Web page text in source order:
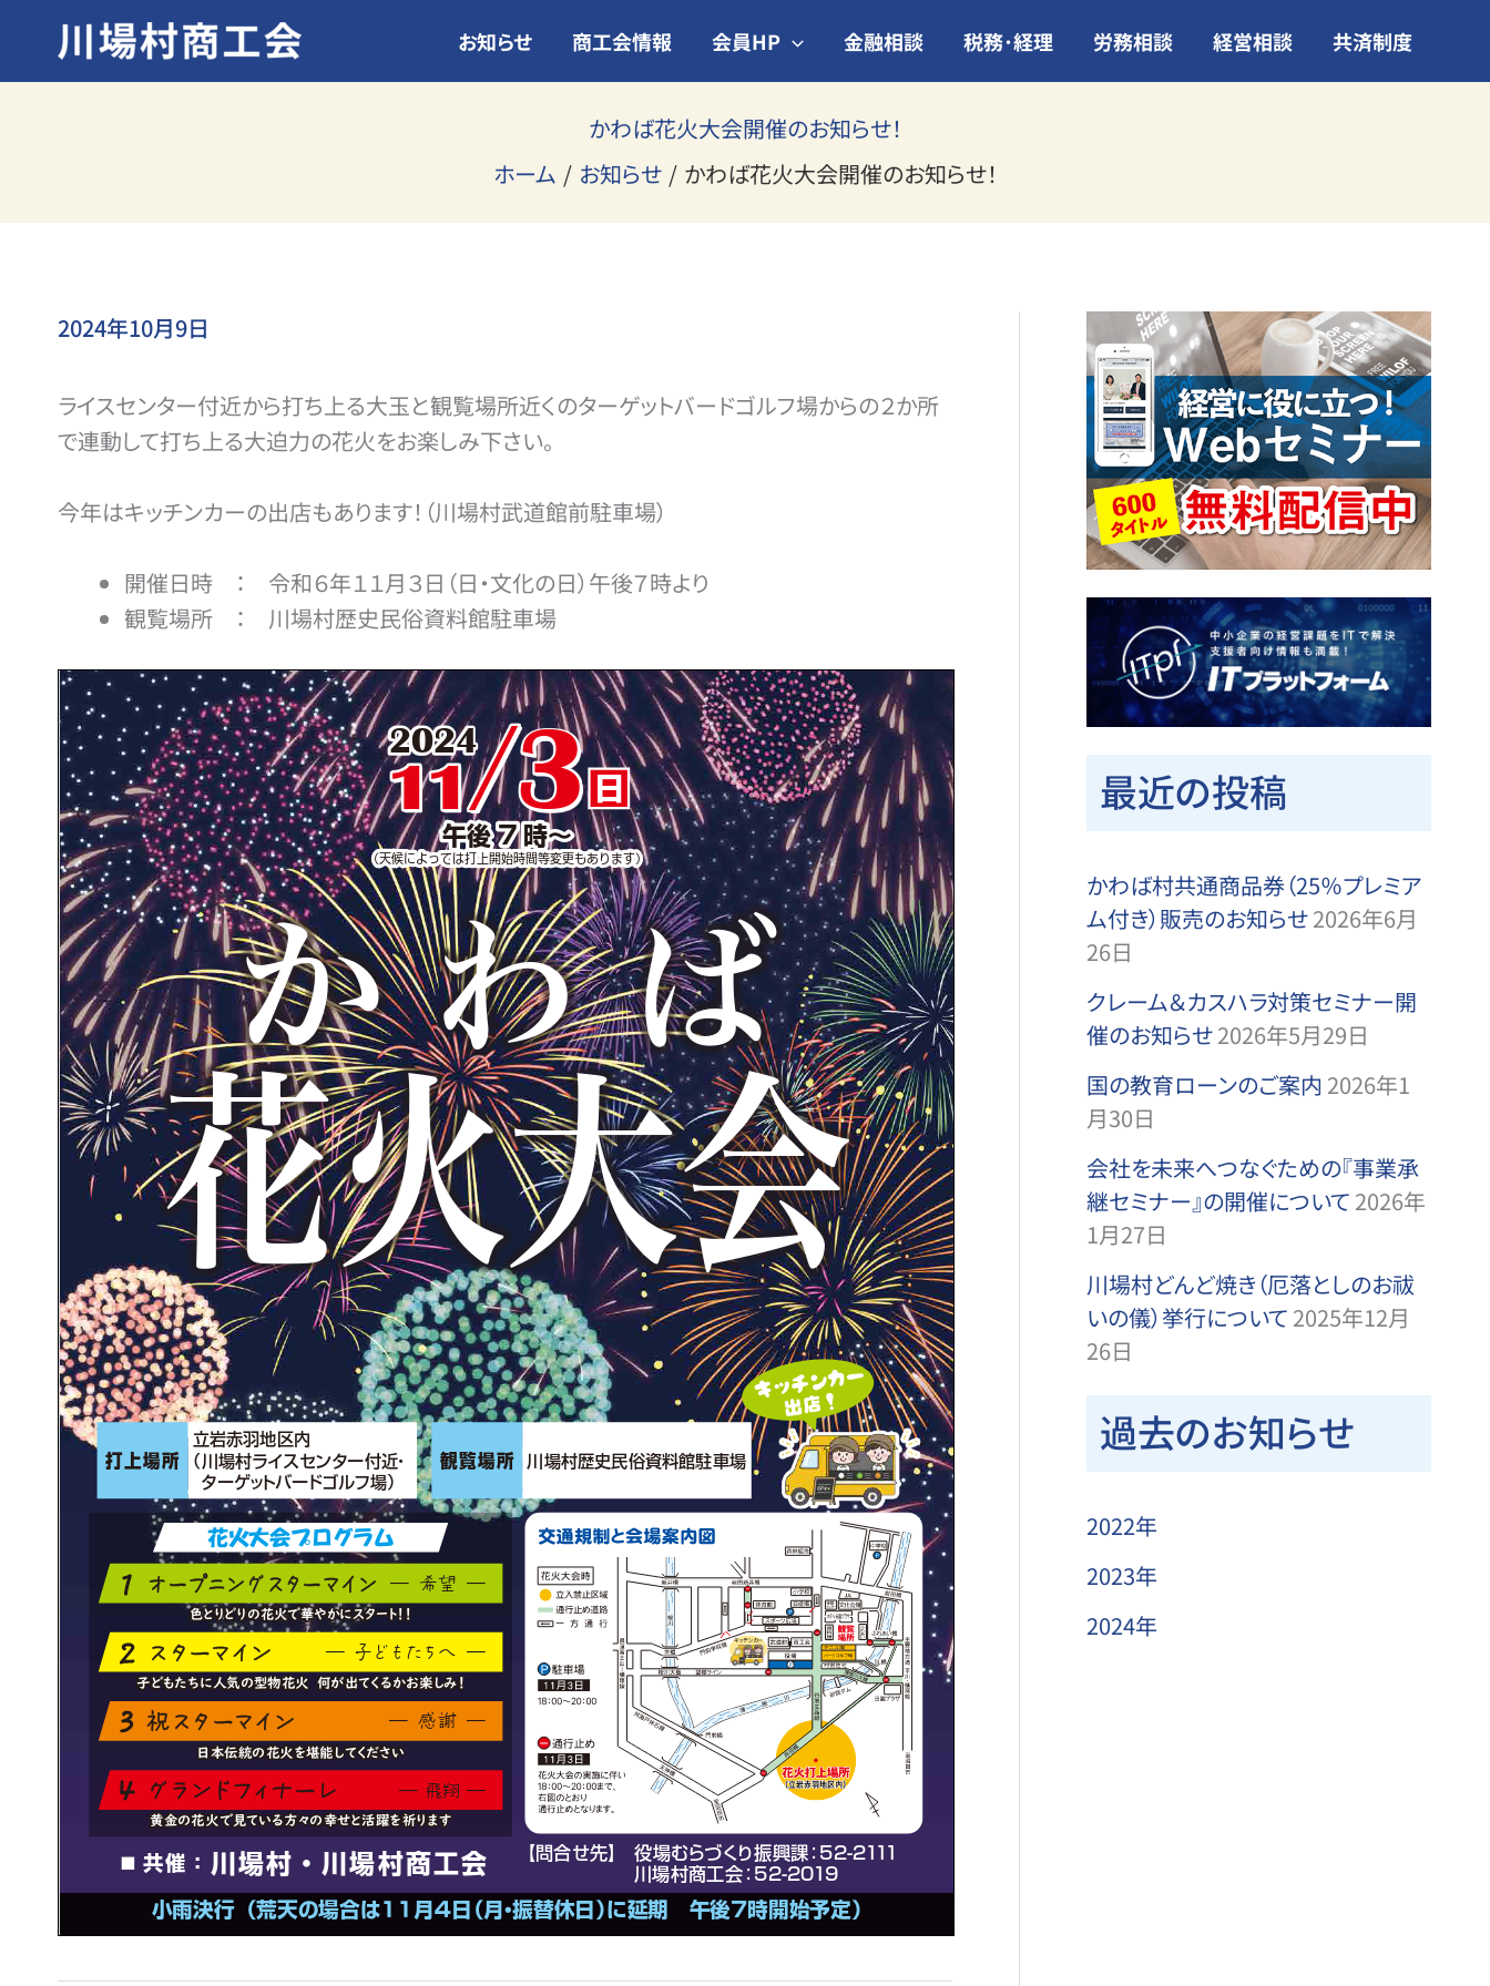
を
プ
お知らせ 商工会情報 会員HP 金融相談 税務･経理 労務相談 経営相談 共済制度
かわば花火大会開催のお知らせ！
ホーム
お知らせ かわば花火大会開催のお知らせ！
2024年10月9日
ライスセンター付近から打ち上る大玉と観覧場所近くのターゲットバードゴルフ場からの２か所
で連動して打ち上る大迫力の花火をお楽しみ下さい。
今年はキッチンカーの出店もあります！（川場村武道館前駐車場）
開催日時 ： 令和６年１１月３日（日・文化の日）午後７時より
観覧場所 ： 川場村歴史民俗資料館駐車場
最近の投稿
かわば村共通商品券（25％プレミア
ム付き）販売のお知らせ2026年6月
26日
クレーム＆カスハラ対策セミナー開
催のお知らせ2026年5月29日
国の教育ローンのご案内 2026年1
月30日
会社を未来へつなぐための『事業承
継セミナー』の開催について 2026年
1月27日
川場村どんど焼き（厄落としのお祓
いの儀）挙行について 2025年12月
26日
過去のお知らせ
2022年
2023年
2024年